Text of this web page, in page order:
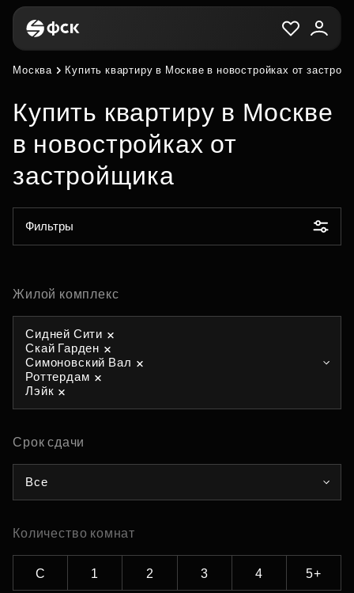
Москва Купить квартиру в Москве в новостройках от
Купить квартиру в Москве
в новостройках от
застройщика
Фильтры
Жилой комплекс
Сидней Сити
Скай Гарден
Симоновский Вал
Роттердам
Лэйк
Срок сдачи
Все
Количество комнат
С 1 2 3 4 5+